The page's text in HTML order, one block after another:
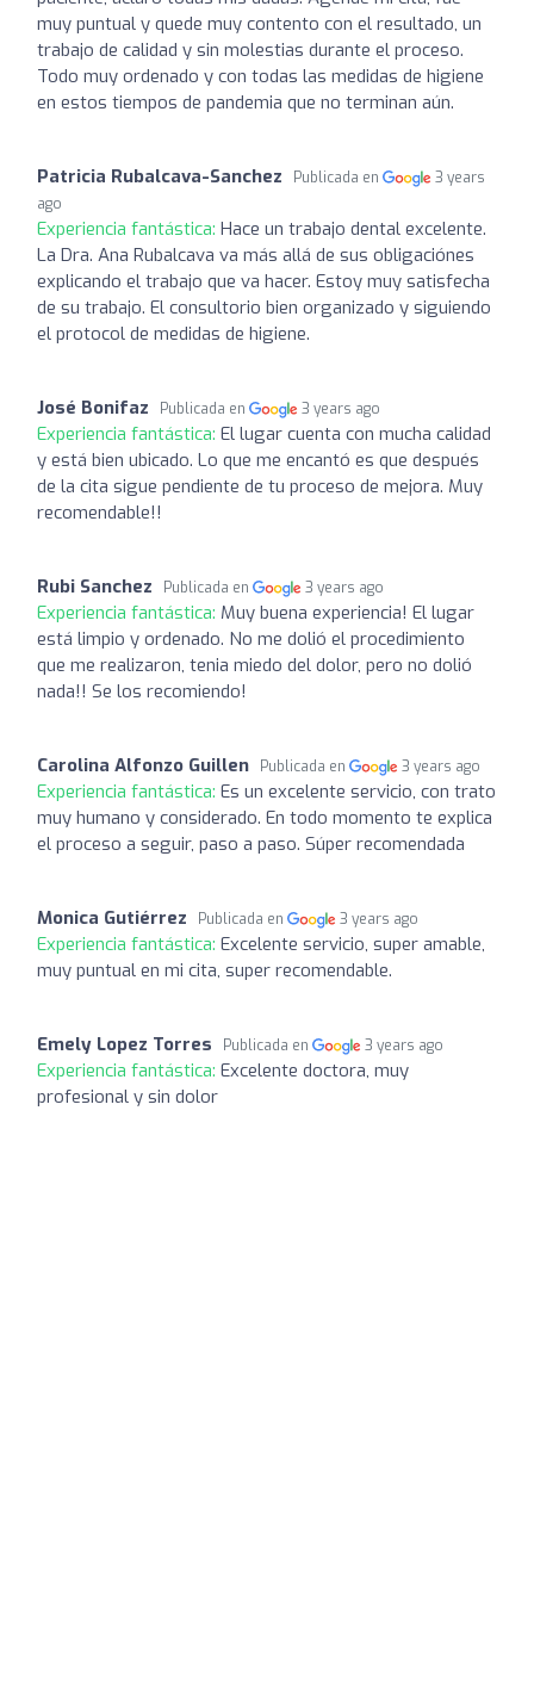
muy puntual y quede muy contento con el resultado, un
trabajo de calidad y sin molestias durante el proceso.
Todo muy ordenado y con todas las medidas de higiene
en estos tiempos de pandemia que no terminan aún.
Patricia Rubalcava-Sanchez Publicada en
3 years
ago
Experiencia fantástica: Hace un trabajo dental excelente.
La Dra. Ana Rubalcava va más allá de sus obligaciónes
explicando el trabajo que va hacer. Estoy muy satisfecha
de su trabajo. El consultorio bien organizado y siguiendo
el protocol de medidas de higiene.
José Bonifaz Publicada en 3 years ago
Experiencia fantástica: El lugar cuenta con mucha calidad
y está bien ubicado. Lo que me encantó es que después
de la cita sigue pendiente de tu proceso de mejora. Muy
recomendable!!
Rubi Sanchez Publicada en 3 years ago
Experiencia fantástica: Muy buena experiencia! El lugar
está limpio y ordenado. No me dolió el procedimiento
que me realizaron, tenia miedo del dolor, pero no dolió
nada!! Se los recomiendo!
Carolina Alfonzo Guillen Publicada en 3 years ago
Experiencia fantástica: Es un excelente servicio, con trato
muy humano y considerado. En todo momento te explica
el proceso a seguir, paso a paso. Súper recomendada
Monica Gutiérrez Publicada en 3 years ago
Experiencia fantástica: Excelente servicio, super amable,
muy puntual en mi cita, super recomendable.
Emely Lopez Torres Publicada en 3 years ago
Experiencia fantástica: Excelente doctora, muy
profesional y sin dolor